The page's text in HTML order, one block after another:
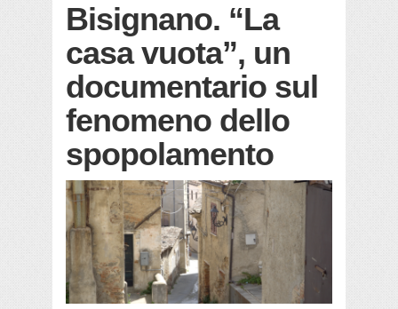
Bisignano. “La
casa vuota”, un
documentario sul
fenomeno dello
spopolamento